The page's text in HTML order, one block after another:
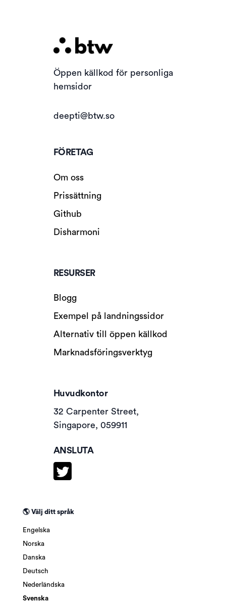
Öppen källkod för personliga
hemsidor
deepti@btw.so
FÖRETAG
Om oss
Prissättning
Github
Disharmoni
RESURSER
Blogg
Exempel på landningssidor
Alternativ till öppen källkod
Marknadsföringsverktyg
Huvudkontor
32 Carpenter Street,
Singapore, 059911
ANSLUTA
🌎 Välj ditt språk
Engelska
Norska
Danska
Deutsch
Nederländska
Svenska